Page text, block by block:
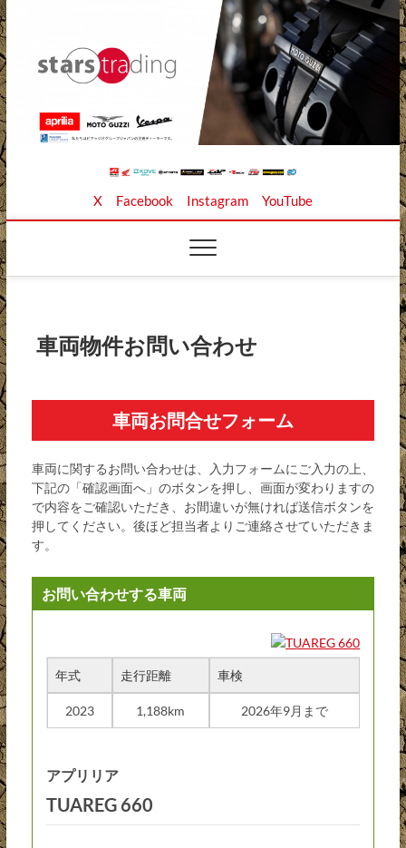
Skip
to
content
Stars Trading Ltd. |
株式会社スターズト
レーディング
APRILIA MOTO GUZZI正規ディーラー、REKLUSE、
X Facebook Instagram YouTube
車両物件お問い合わせ
車両お問合せフォーム
車両に関するお問い合わせは、入力フォームにご入力の上、
下記の「確認画面へ」のボタンを押し、画面が変わりますの
で内容をご確認いただき、お間違いが無ければ送信ボタンを
押してください。後ほど担当者よりご連絡させていただきま
す。
お問い合わせする車両
年式 走行距離 車検
2023 1,188km 2026年9月まで
アプリリア
TUAREG 660